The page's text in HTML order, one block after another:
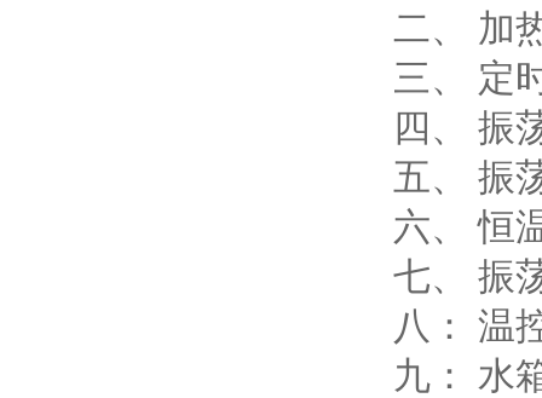
二、 加
三、 定
四、 振
五、 振
六、 恒
七、 振
八： 温
九： 水